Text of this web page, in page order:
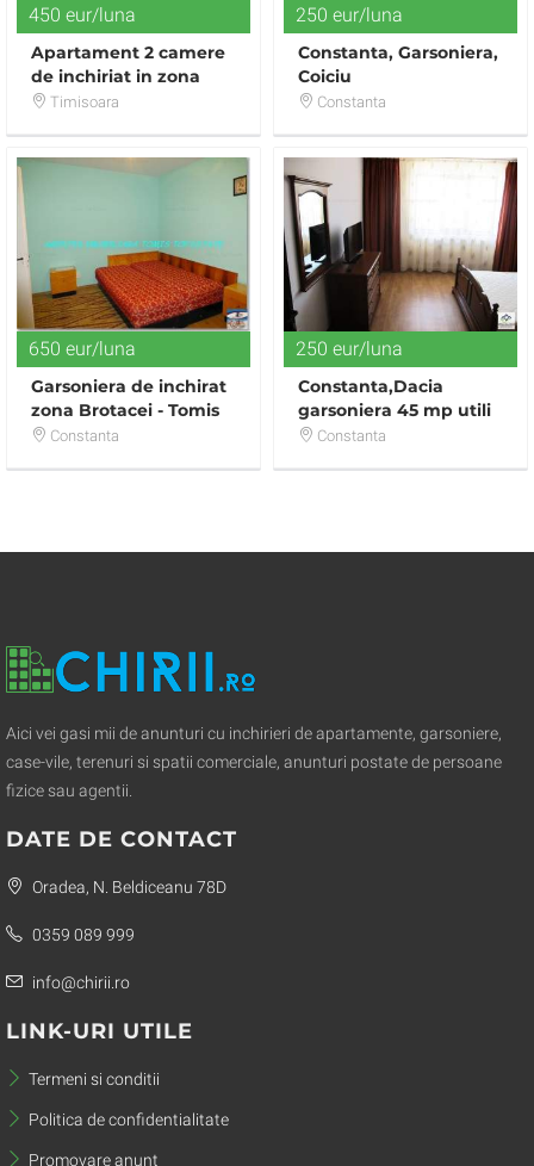
450 eur/luna
Apartament 2 camere
de inchiriat in zona
MEDICINA
Timisoara
250 eur/luna
Constanta, Garsoniera,
Coiciu
Constanta
650 eur/luna
Garsoniera de inchirat
zona Brotacei - Tomis
NordConstanta
250 eur/luna
Constanta,Dacia
garsoniera 45 mp utili
ULTRA LUX !!
Constanta
Aici vei gasi mii de anunturi cu inchirieri de apartamente, garsoniere,
case-vile, terenuri si spatii comerciale, anunturi postate de persoane
fizice sau agentii.
DATE DE CONTACT
Oradea, N. Beldiceanu 78D
0359 089 999
info@chirii.ro
LINK-URI UTILE
Termeni si conditii
Politica de confidentialitate
Promovare anunt